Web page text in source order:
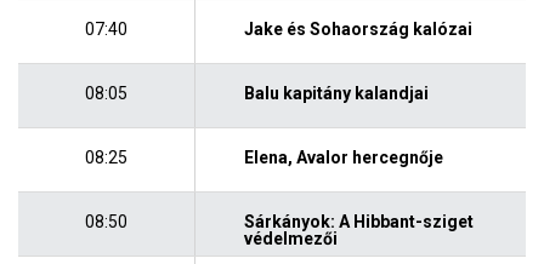
07:40 Jake és Sohaország kalózai
08:05 Balu kapitány kalandjai
08:25 Elena, Avalor hercegnője
08:50
Sárkányok: A Hibbant-sziget
védelmezői